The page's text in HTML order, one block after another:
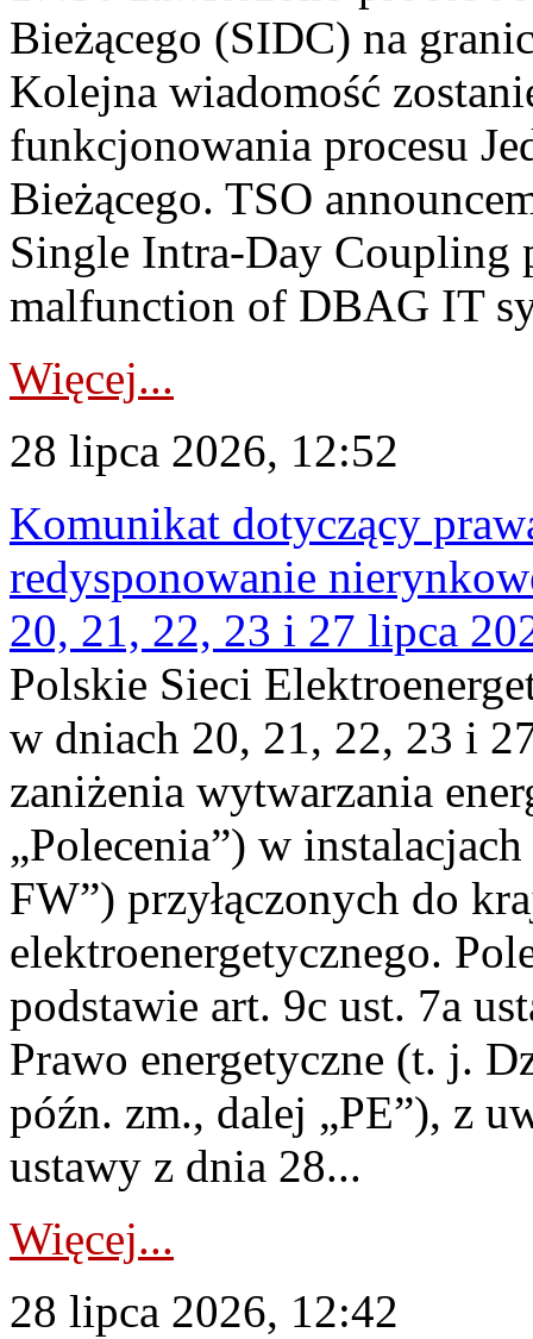
Bieżącego (SIDC) na
Kolejna wiadomość
funkcjonowania procesu
Bieżącego. TSO
Single Intra-Day Coupling
malfunction of DBAG IT
Więcej...
28 lipca 2026, 12:52
Komunikat dotyczący
redysponowanie
20, 21, 22, 23 i 27 lipca
Polskie Sieci
w dniach 20, 21, 22, 23 i
zaniżenia wytwarzania
„Polecenia”) w
FW”) przyłączonych do
elektroenergetycznego.
podstawie art. 9c ust. 7a
Prawo energetyczne (t. j.
późn. zm., dalej „PE”), z
ustawy z dnia 28...
Więcej...
28 lipca 2026, 12:42